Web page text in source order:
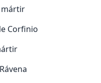
mártir
Corfinio